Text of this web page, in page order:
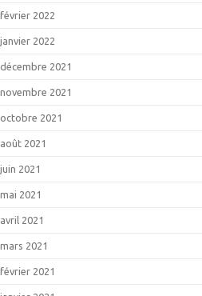
février 2022
janvier 2022
décembre 2021
novembre 2021
octobre 2021
août 2021
juin 2021
mai 2021
avril 2021
mars 2021
février 2021